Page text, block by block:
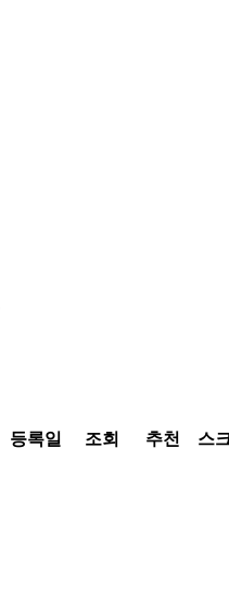
등록일 조회 추천 스